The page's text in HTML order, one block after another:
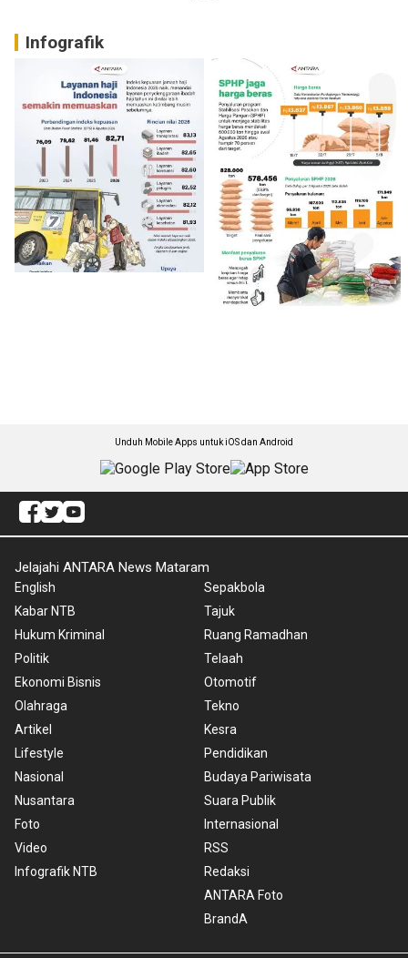
Infografik
Unduh Mobile Apps untuk iOS dan Android
Jelajahi ANTARA News Mataram
English
Kabar NTB
Hukum Kriminal
Politik
Ekonomi Bisnis
Olahraga
Artikel
Lifestyle
Nasional
Nusantara
Foto
Video
Infografik NTB
Sepakbola
Tajuk
Ruang Ramadhan
Telaah
Otomotif
Tekno
Kesra
Pendidikan
Budaya Pariwisata
Suara Publik
Internasional
RSS
Redaksi
ANTARA Foto
BrandA